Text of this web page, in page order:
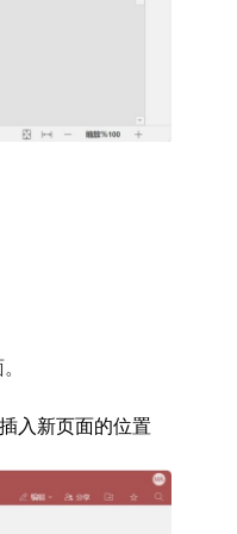
入新页面的位置